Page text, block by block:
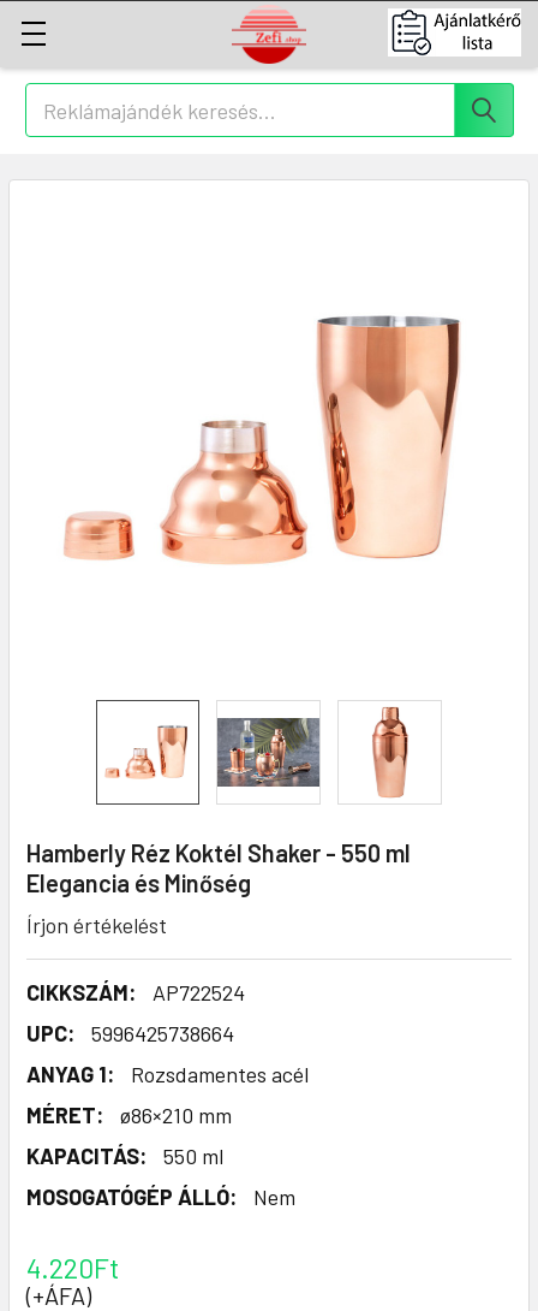
Keresés
Hamberly Réz Koktél Shaker - 550 ml
Elegancia és Minőség
Írjon értékelést
CIKKSZÁM:
AP722524
UPC:
5996425738664
ANYAG 1:
Rozsdamentes acél
MÉRET:
ø86×210 mm
KAPACITÁS:
550 ml
MOSOGATÓGÉP ÁLLÓ:
Nem
4.220Ft
(+ÁFA)